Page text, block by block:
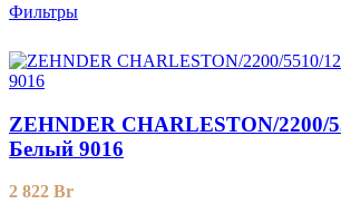
Фильтры
ZEHNDER CHARLESTON/2200/
Белый 9016
2 822 Br